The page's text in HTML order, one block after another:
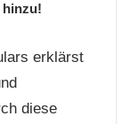
erklärst
diese